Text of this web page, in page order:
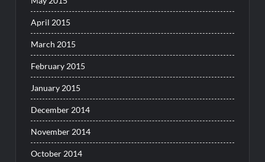
April 2015
March 2015
February 2015
January 2015
December 2014
November 2014
October 2014